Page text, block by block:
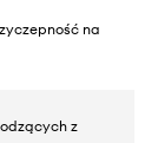
na
z